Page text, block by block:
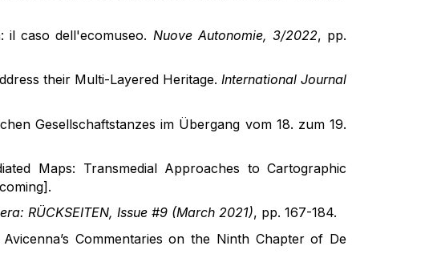
il caso dell'ecomuseo. Nuove Autonomie, 3/2022, pp.
their Multi-Layered Heritage.International Journal
Gesellschaftstanzes im Übergang vom 18. zum 19.
Maps: Transmedial Approaches to Cartographic
RÜCKSEITEN, Issue #9 (March 2021), pp. 167-184.
Commentaries on the Ninth Chapter of De